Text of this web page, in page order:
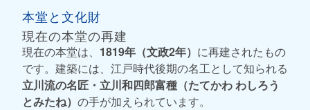
本堂と文化財
現在の本堂の再建
現在の本堂は、 1819年（文政2年） に再建されたもの
です。建築には、江戸時代後期の名工として知られる
立川流の名匠・立川和四郎富種（たてかわ わしろう
とみたね） の手が加えられています。